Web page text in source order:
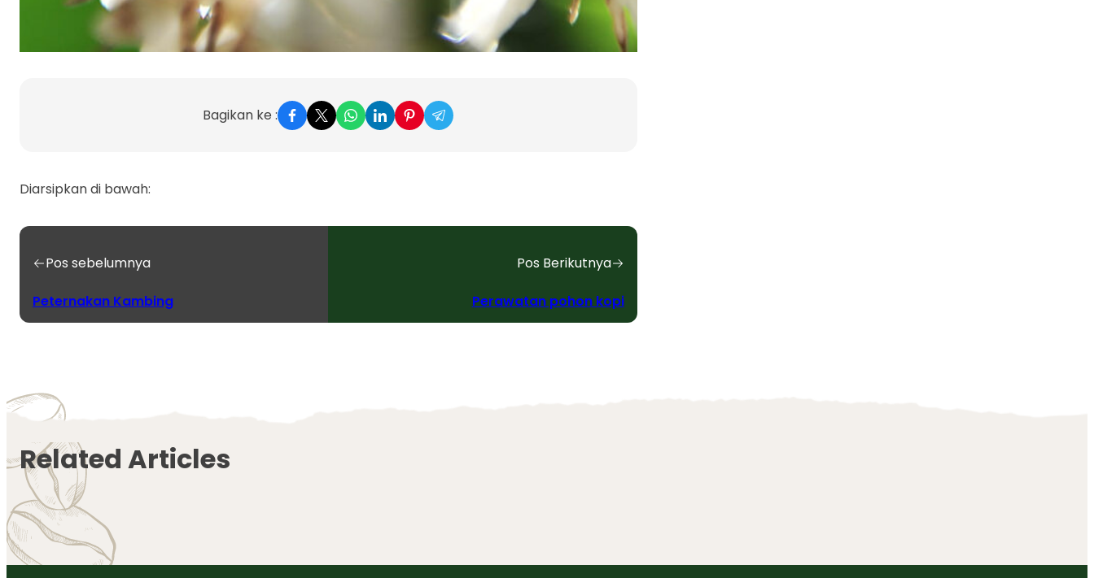
Bagikan ke :
Diarsipkan di bawah:
Pos sebelumnya
Peternakan Kambing
Pos Berikutnya
Perawatan pohon kopi
Related Articles